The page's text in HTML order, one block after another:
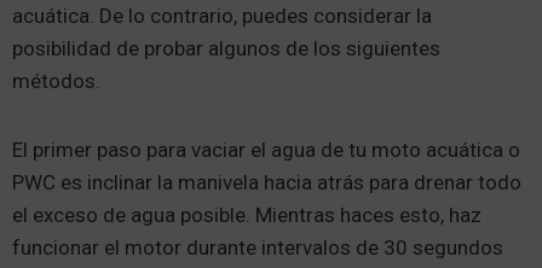
acuática. De lo contrario, puedes considerar la
posibilidad de probar algunos de los siguientes
métodos.
El primer paso para vaciar el agua de tu moto acuática o
PWC es inclinar la manivela hacia atrás para drenar todo
el exceso de agua posible. Mientras haces esto, haz
funcionar el motor durante intervalos de 30 segundos